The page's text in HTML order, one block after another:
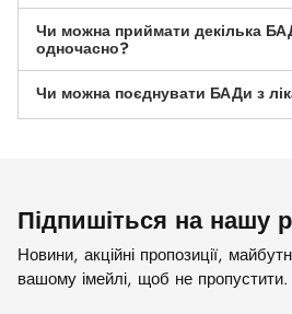
Чи можна приймати декілька
одночасно?
Чи можна поєднувати БАДи з
Підпишіться на нашу
Новини, акційні пропозиції,
вашому імейлі, щоб не пропустити.